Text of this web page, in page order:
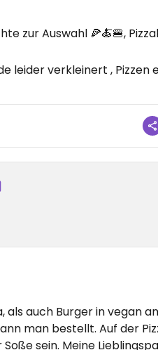
zur Auswahl 🍕🍝🍔,
leider verkleinert , Pizzen
als auch Burger in vegan
man bestellt. Auf der
sein. Meine